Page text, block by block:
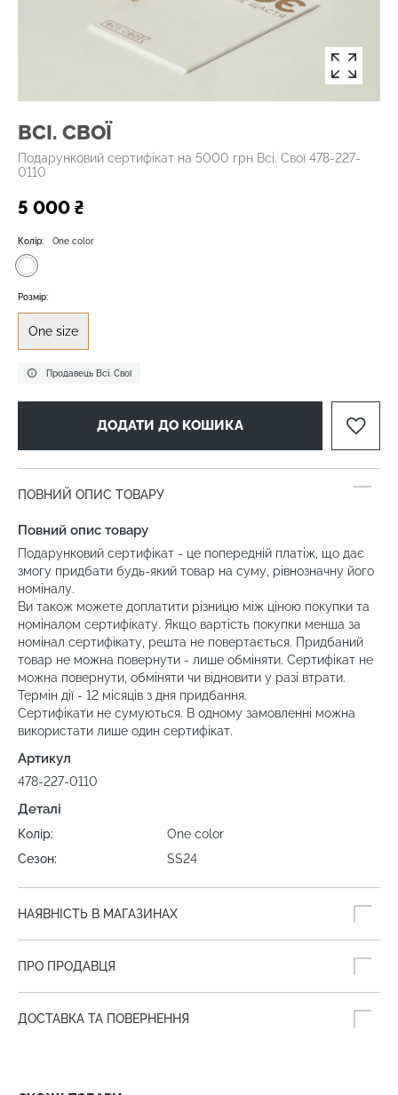
ВСІ. СВОЇ
Подарунковий сертифікат на 5000 грн Всі. Свої 478-227-
0110
5 000 ₴
Продавець Всі. Свої
Колір: One color
Розмір:
One size
ДОДАТИ ДО КОШИКА
ПОВНИЙ ОПИС ТОВАРУ
Повний опис товару
Подарунковий сертифікат - це попередній платіж, що дає
змогу придбати будь-який товар на суму, рівнозначну його
номіналу.
Ви також можете доплатити різницю між ціною покупки та
номіналом сертифікату. Якщо вартість покупки менша за
номінал сертифікату, решта не повертається. Придбаний
товар не можна повернути - лише обміняти. Сертифікат не
можна повернути, обміняти чи відновити у разі втрати.
Термін дії - 12 місяців з дня придбання.
Сертифікати не сумуються. В одному замовленні можна
використати лише один сертифікат.
Артикул
478-227-0110
Деталі
Колір:
One color
Сезон:
SS24
НАЯВНІСТЬ В МАГАЗИНАХ
ПРО ПРОДАВЦЯ
ДОСТАВКА ТА ПОВЕРНЕННЯ